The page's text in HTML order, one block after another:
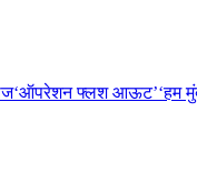
‘ऑपरेशन फ्लश आऊट’‘हम